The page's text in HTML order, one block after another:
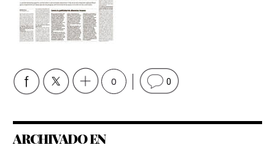
0 0
ARCHIVADO EN